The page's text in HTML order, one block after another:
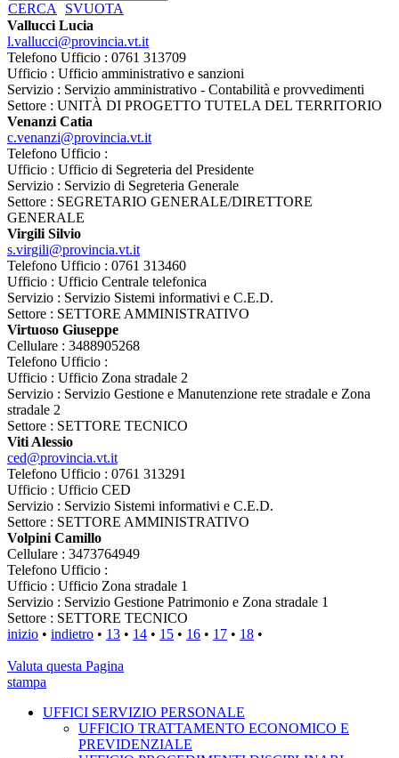
CERCA
SVUOTA
Vallucci Lucia
l.vallucci@provincia.vt.it
Telefono Ufficio : 0761 313709
Ufficio : Ufficio amministrativo e sanzioni
Servizio : Servizio amministrativo - Contabilità e provvedimenti
Settore : UNITÀ DI PROGETTO TUTELA DEL TERRITORIO
Venanzi Catia
c.venanzi@provincia.vt.it
Telefono Ufficio :
Ufficio : Ufficio di Segreteria del Presidente
Servizio : Servizio di Segreteria Generale
Settore : SEGRETARIO GENERALE/DIRETTORE
GENERALE
Virgili Silvio
s.virgili@provincia.vt.it
Telefono Ufficio : 0761 313460
Ufficio : Ufficio Centrale telefonica
Servizio : Servizio Sistemi informativi e C.E.D.
Settore : SETTORE AMMINISTRATIVO
Virtuoso Giuseppe
Cellulare : 3488905268
Telefono Ufficio :
Ufficio : Ufficio Zona stradale 2
Servizio : Servizio Gestione e Manutenzione rete stradale e Zona
stradale 2
Settore : SETTORE TECNICO
Viti Alessio
ced@provincia.vt.it
Telefono Ufficio : 0761 313291
Ufficio : Ufficio CED
Servizio : Servizio Sistemi informativi e C.E.D.
Settore : SETTORE AMMINISTRATIVO
Volpini Camillo
Cellulare : 3473764949
Telefono Ufficio :
Ufficio : Ufficio Zona stradale 1
Servizio : Servizio Gestione Patrimonio e Zona stradale 1
Settore : SETTORE TECNICO
inizio • indietro • 13 • 14 • 15 • 16 • 17 • 18 •
Valuta questa Pagina
stampa
UFFICI SERVIZIO PERSONALE
UFFICIO TRATTAMENTO ECONOMICO E
PREVIDENZIALE